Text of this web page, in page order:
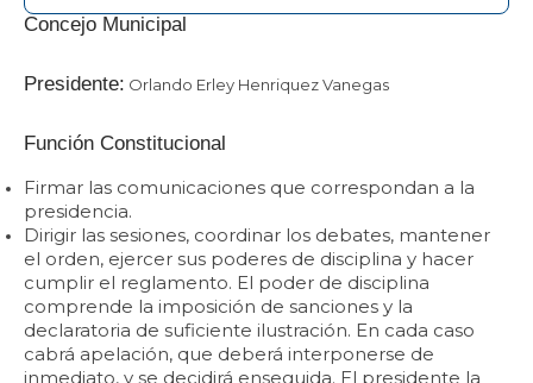
​Concejo Municipal
Presidente: Orlando Erley Henriquez Vanegas​
Función Constitucional
Firmar las comunicaciones que correspondan a la
presidencia.
Dirigir las sesiones, coordinar los debates, mantener
el orden, ejercer sus poderes de disciplina y hacer
cumplir el reglamento. El poder de disciplina
comprende la imposición de sanciones y la
declaratoria de suficiente ilustración. En cada caso
cabrá apelación, que deberá interponerse de
inmediato, y se decidirá enseguida. El presidente la